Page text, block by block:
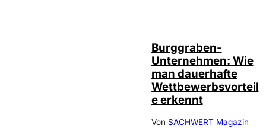
Burggraben-
Unternehmen: Wie
man dauerhafte
Wettbewerbsvorteil
e erkennt
Von SACHWERT Magazin